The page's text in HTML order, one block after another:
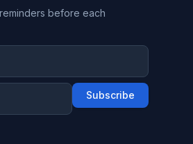
before each
Subscribe